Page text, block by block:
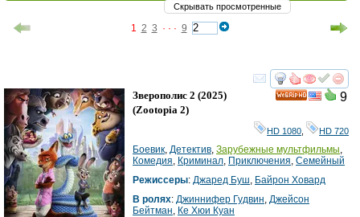
Скрывать просмотренные
1 2 3 · · · 9
смотреть
9
Зверополис 2 (2025)
(Zootopia 2)
HD 1080 HD 720
Боевик, Детектив, Зарубежные мультфильмы,
Комедия, Криминал, Приключения, Семейный
Режиссеры: Джаред Буш, Байрон Ховард
В ролях: Джиннифер Гудвин, Джейсон
Бейтман, Ке Хюи Куан